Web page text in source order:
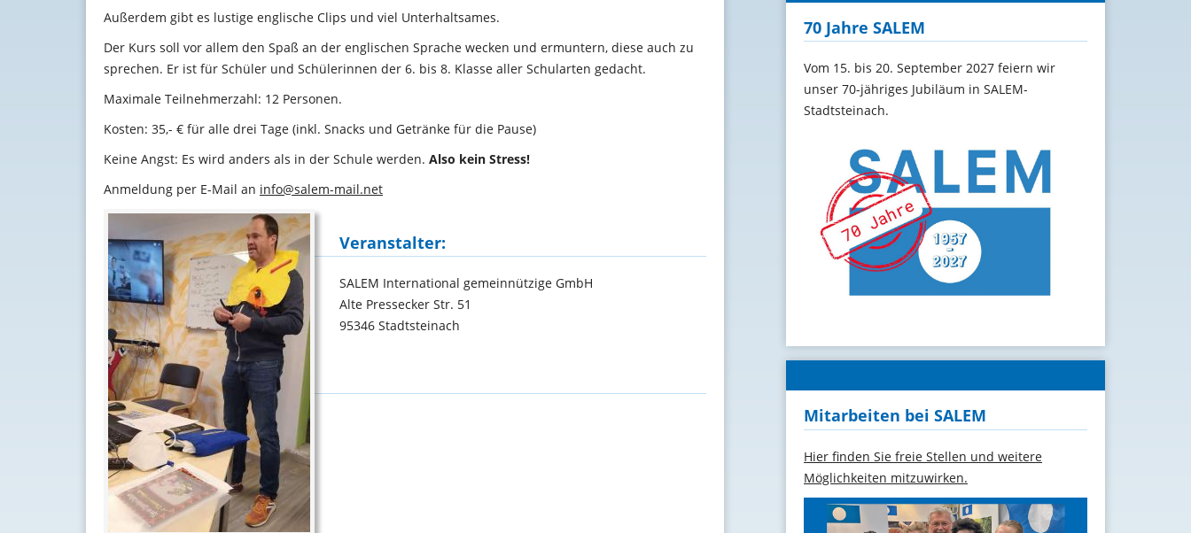
Außerdem gibt es lustige englische Clips und viel Unterhaltsames.
Der Kurs soll vor allem den Spaß an der englischen Sprache wecken und ermuntern, diese auch zu
sprechen. Er ist für Schüler und Schülerinnen der 6. bis 8. Klasse aller Schularten gedacht.
Maximale Teilnehmerzahl: 12 Personen.
Kosten: 35,- € für alle drei Tage (inkl. Snacks und Getränke für die Pause)
Keine Angst: Es wird anders als in der Schule werden. Also kein Stress!
Anmeldung per E-Mail an info@salem-mail.net
Veranstalter:
SALEM International gemeinnützige GmbH
Alte Pressecker Str. 51
95346 Stadtsteinach
70 Jahre SALEM
Vom 15. bis 20. September 2027 feiern wir
unser 70-jähriges Jubiläum in SALEM-
Stadtsteinach.
Mitarbeiten bei SALEM
Hier finden Sie freie Stellen und weitere
Möglichkeiten mitzuwirken.